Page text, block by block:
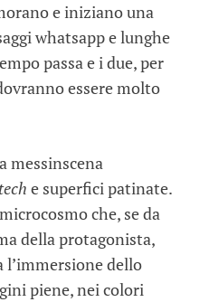
e iniziano una
whatsapp e lunghe
passa e i due, per
essere molto
messinscena
e superfici patinate.
che, se da
della protagonista,
l’immersione dello
piene, nei colori